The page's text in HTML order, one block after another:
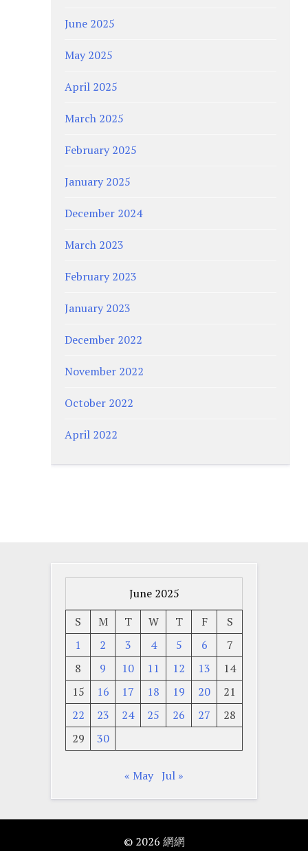
June 2025
May 2025
April 2025
March 2025
February 2025
January 2025
December 2024
March 2023
February 2023
January 2023
December 2022
November 2022
October 2022
April 2022
June 2025
S
M T W T F
S
1
2 3 4 5 6
7
8
9 10 11 12 13
14
15
16 17 18 19 20
21
22
23 24 25 26 27
28
29
30
« May Jul »
© 2026 網網